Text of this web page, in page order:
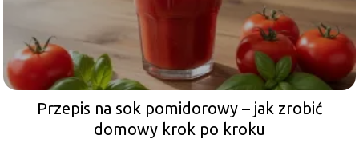
Przepis na sok pomidorowy – jak zrobić
domowy krok po kroku